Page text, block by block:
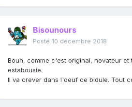
Bisounours
Posté 10 décembre 2018
Bouh, comme c'est original, novateur
estabousie.
Il va crever dans l'oeuf ce bidule. Tout